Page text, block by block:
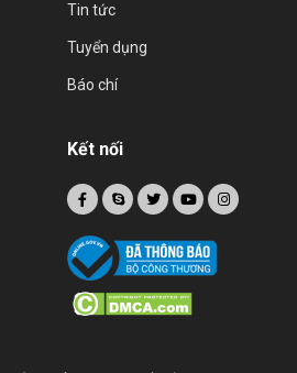
Tin tức
Tuyển dụng
Báo chí
Kết nối